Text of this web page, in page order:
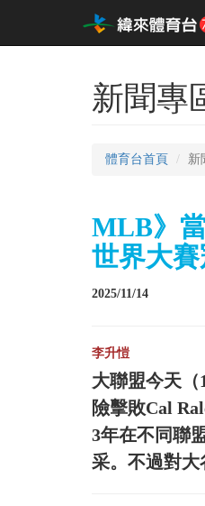
新聞專
體育台首頁 新
MLB》
世界大
2025/11/14
李升愷
大聯盟今天
險擊敗Cal
3年在不同聯
采。不過對大